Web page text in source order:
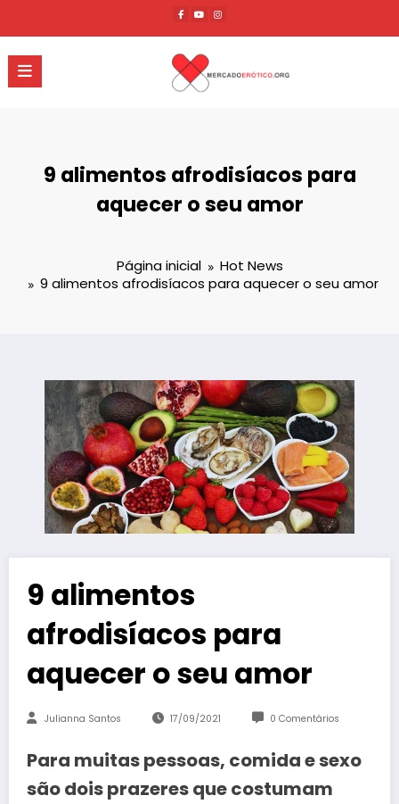
o
conteúdo
9 alimentos afrodisíacos para
aquecer o seu amor
Página inicial
Hot News
9 alimentos afrodisíacos para aquecer o seu amor
9 alimentos
afrodisíacos para
aquecer o seu amor
Julianna Santos 17/09/2021 0 Comentários
Para muitas pessoas, comida e sexo
são dois prazeres que costumam